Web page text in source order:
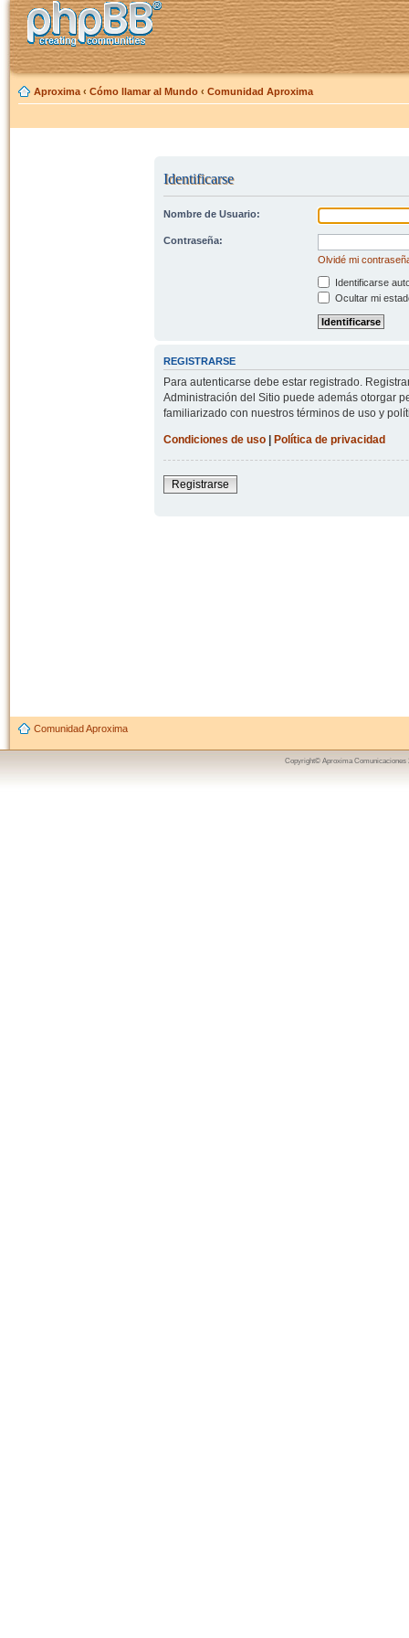
Aproxima ‹ Cómo llamar al Mundo ‹ Comunidad Aproxima
Identificarse
Nombre de Usuario:
Contraseña:
Olvidé mi
Identificarse
Ocultar mi
REGISTRARSE
Para autenticarse debe estar registrado.
Administración del Sitio puede además otorgar
familiarizado con nuestros términos de uso y
Condiciones de uso| Política de privacidad
Registrarse
Comunidad Aproxima
Copyright© Aproxima Comunicaciones